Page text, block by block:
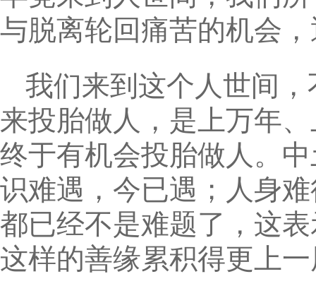
与脱离轮回痛苦的机会
我们来到这个人世间
来投胎做人，是上万年
终于有机会投胎做人。
识难遇，今已遇；人身
都已经不是难题了，这
这样的善缘累积得更上